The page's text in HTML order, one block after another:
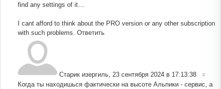
find any settings of it…
I cant afford to think about the PRO version or any other subscription
with such problems. Ответить
Старик изергиль 23 сентября 2024 в 17:13:38 #
Когда ты находишься фактически на высоте Альпики - сервис, а